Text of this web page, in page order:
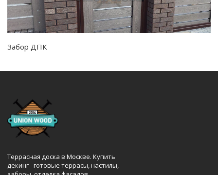
Забор ДПК
Террасная доска в Москве. Купить
декинг - готовые террасы, настилы,